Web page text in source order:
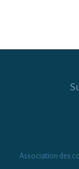
Association des